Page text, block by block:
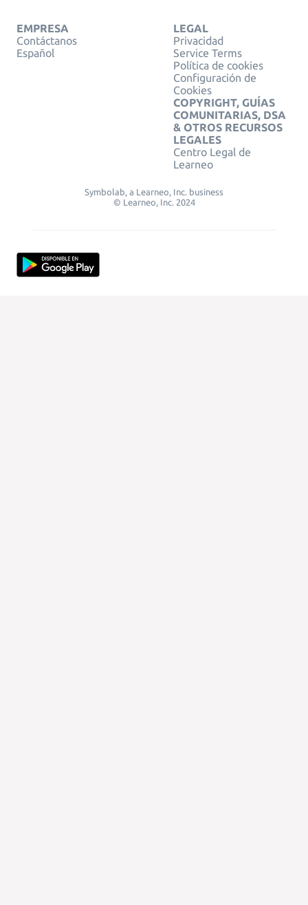
EMPRESA
Contáctanos
Español
LEGAL
Privacidad
Service Terms
Política de cookies
Configuración de
Cookies
COPYRIGHT, GUÍAS
COMUNITARIAS, DSA
& OTROS RECURSOS
LEGALES
Centro Legal de
Learneo
Symbolab, a Learneo, Inc. business
© Learneo, Inc. 2024